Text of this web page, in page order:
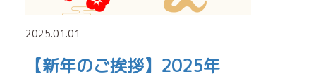
2025.01.01
【新年のご挨拶】2025年